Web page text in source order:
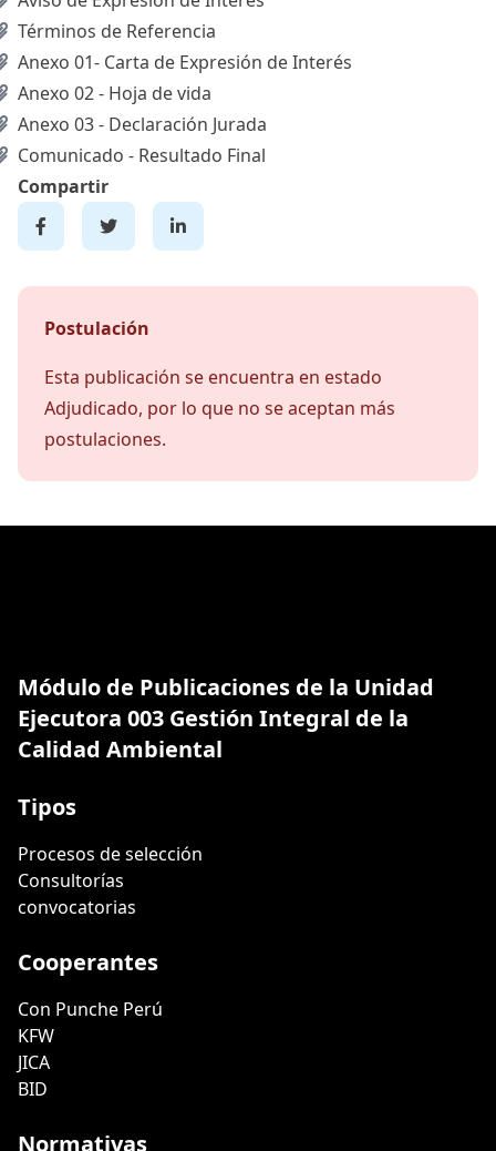
Términos de Referencia
Anexo 01- Carta de Expresión de Interés
Anexo 02 - Hoja de vida
Anexo 03 - Declaración Jurada
Comunicado - Resultado Final
Compartir
Postulación
Esta publicación se encuentra en estado
Adjudicado, por lo que no se aceptan más
postulaciones.
Módulo de Publicaciones de la Unidad
Ejecutora 003 Gestión Integral de la
Calidad Ambiental
Tipos
Procesos de selección
Consultorías
convocatorias
Cooperantes
Con Punche Perú
KFW
JICA
BID
Normativas